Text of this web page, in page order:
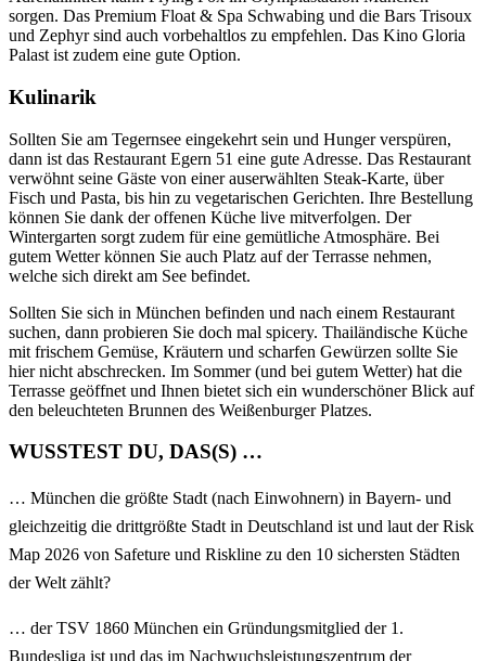
sorgen. Das Premium Float & Spa Schwabing und die Bars Trisoux
und Zephyr sind auch vorbehaltlos zu empfehlen. Das Kino Gloria
Palast ist zudem eine gute Option.
Kulinarik
Sollten Sie am Tegernsee eingekehrt sein und Hunger verspüren,
dann ist das Restaurant Egern 51 eine gute Adresse. Das Restaurant
verwöhnt seine Gäste von einer auserwählten Steak-Karte, über
Fisch und Pasta, bis hin zu vegetarischen Gerichten. Ihre Bestellung
können Sie dank der offenen Küche live mitverfolgen. Der
Wintergarten sorgt zudem für eine gemütliche Atmosphäre. Bei
gutem Wetter können Sie auch Platz auf der Terrasse nehmen,
welche sich direkt am See befindet.
Sollten Sie sich in München befinden und nach einem Restaurant
suchen, dann probieren Sie doch mal spicery. Thailändische Küche
mit frischem Gemüse, Kräutern und scharfen Gewürzen sollte Sie
hier nicht abschrecken. Im Sommer (und bei gutem Wetter) hat die
Terrasse geöffnet und Ihnen bietet sich ein wunderschöner Blick auf
den beleuchteten Brunnen des Weißenburger Platzes.
WUSSTEST DU, DAS(S) …
… München die größte Stadt (nach Einwohnern) in Bayern- und
gleichzeitig die drittgrößte Stadt in Deutschland ist und laut der Risk
Map 2026 von Safeture und Riskline zu den 10 sichersten Städten
der Welt zählt?
… der TSV 1860 München ein Gründungsmitglied der 1.
Bundesliga ist und das im Nachwuchsleistungszentrum der